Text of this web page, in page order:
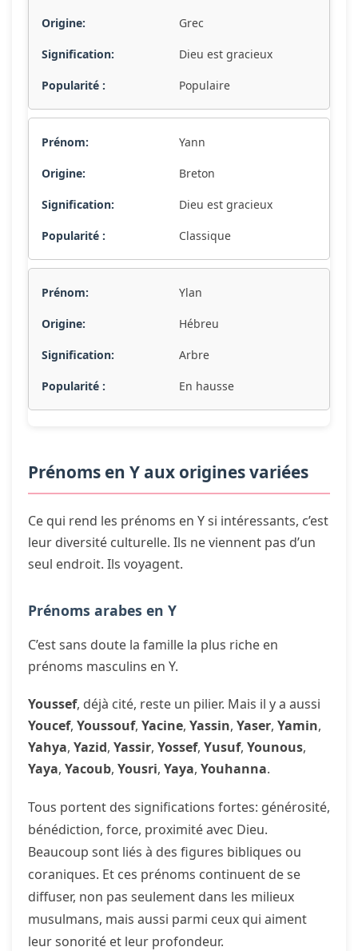
Grec
Dieu est gracieux
Populaire
Yann
Breton
Dieu est gracieux
Classique
Ylan
Hébreu
Arbre
En hausse
Prénoms en Y aux origines variées
Ce qui rend les prénoms en Y si intéressants, c’est
leur diversité culturelle. Ils ne viennent pas d’un
seul endroit. Ils voyagent.
Prénoms arabes en Y
C’est sans doute la famille la plus riche en
prénoms masculins en Y.
Youssef, déjà cité, reste un pilier. Mais il y a aussi
Youcef, Youssouf, Yacine, Yassin, Yaser, Yamin,
Yahya, Yazid, Yassir, Yossef, Yusuf, Younous,
Yaya, Yacoub, Yousri, Yaya, Youhanna.
Tous portent des significations fortes: générosité,
bénédiction, force, proximité avec Dieu.
Beaucoup sont liés à des figures bibliques ou
coraniques. Et ces prénoms continuent de se
diffuser, non pas seulement dans les milieux
musulmans, mais aussi parmi ceux qui aiment
leur sonorité et leur profondeur.